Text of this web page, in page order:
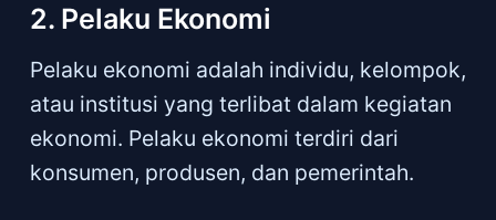
2. Pelaku Ekonomi
Pelaku ekonomi adalah individu, kelompok,
atau institusi yang terlibat dalam kegiatan
ekonomi. Pelaku ekonomi terdiri dari
konsumen, produsen, dan pemerintah.